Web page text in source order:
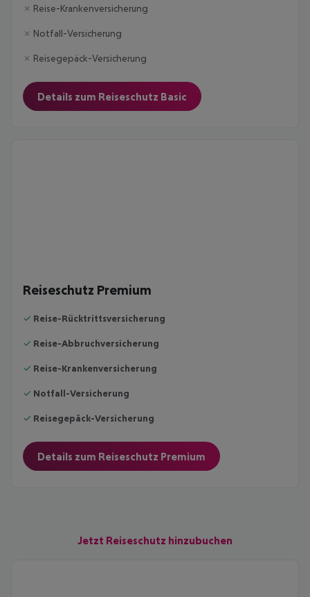
✗ Reise-Krankenversicherung
✗ Notfall-Versicherung
✗ Reisegepäck-Versicherung
Details zum Reiseschutz Basic
Reiseschutz Premium
✓ Reise-Rücktrittsversicherung
✓ Reise-Abbruchversicherung
✓ Reise-Krankenversicherung
✓ Notfall-Versicherung
✓ Reisegepäck-Versicherung
Details zum Reiseschutz Premium
Jetzt Reiseschutz hinzubuchen